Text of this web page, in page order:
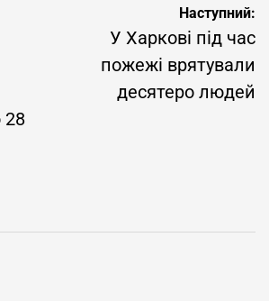
28
Наступний:
У Харкові під час
пожежі врятували
десятеро людей